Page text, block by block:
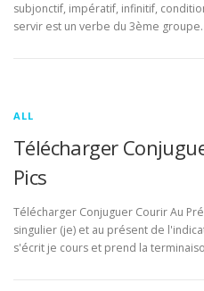
subjonctif, impératif, infinitif,
servir est un verbe du 3ème
ALL
Télécharger
Pics
Télécharger Conjuguer Courir Au
singulier (je) et au présent de
s'écrit je cours et prend la